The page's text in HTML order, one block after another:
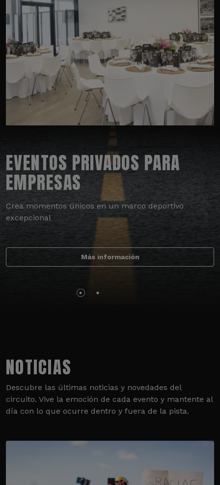
EVENTOS PRIVADOS PARA
EMPRESAS
Crea momentos únicos en un marco deportivo
excepcional
Más información
NOTICIAS
Descubre las últimas noticias y novedades del
circuito. Vive la emoción de cada evento y mantente al
día con lo que ocurre dentro y fuera de la pista.